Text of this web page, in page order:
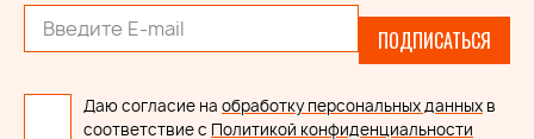
ПОДПИСАТЬСЯ
Даю согласие на обработку персональных данных в
соответствие с Политикой конфиденциальности